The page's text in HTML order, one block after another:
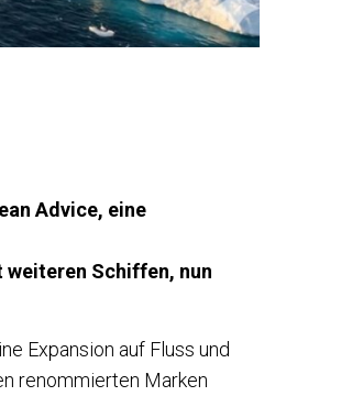
Advice, eine
Schiffen, nun
Expansion auf Fluss und
renommierten Marken